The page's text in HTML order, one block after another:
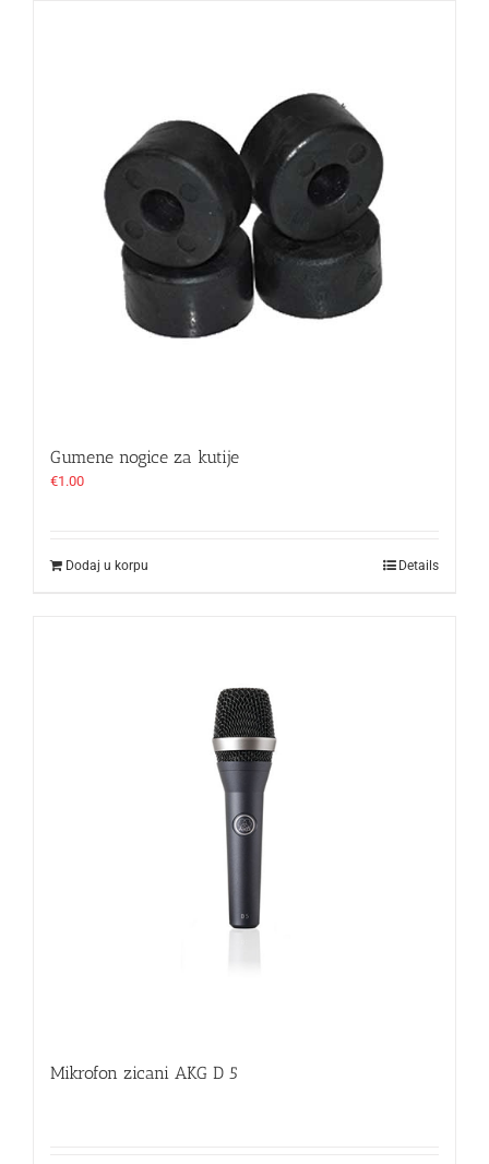
Gumene nogice za kutije
€1.00
Dodaj u korpu Details
Mikrofon zicani AKG D 5